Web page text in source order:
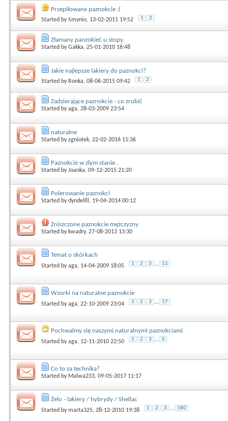
Przepiłowane paznokcie :(
Started bySmynio, 13-02-2011 19:52 1 2
Złamany panzokieć u stopy.
Started byGakka, 25-01-2010 16:48
Jakie najlepsze lakiery do paznokci?
Started by Ronka, 08-06-2015 09:42 1 2
Zadzierające paznokcie - co zrobić
Started byaga, 28-03-2009 23:54
naturalne
Started byzgniotek, 22-02-2016 11:36
Paznokcie w zlym stanie..
Started byJoanka, 09-12-2015 21:20
Polerowanie paznokci
Started bydyndellll, 19-04-2014 00:12
Zniszczone paznokcie mężczyzny
Started by kwadry, 27-08-2013 13:30
Temat o skórkach
Started byaga, 14-04-2009 18:05 1 2 3 ... 11
Wzorki na naturalne paznokcie
Started byaga, 22-10-2009 23:04 1 2 3 ... 17
Pochwalmy się naszymi naturalnymi paznokciami
Started byaga, 12-11-2010 22:50 1 2 3 ... 5
Co to za technika?
Started by Malwa233, 09-05-2017 11:17
Żelo - lakiery / hybrydy / Shellac
Started bymarta325, 28-12-2010 19:38 1 2 3 ... 180